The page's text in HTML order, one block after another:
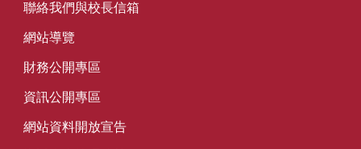
聯絡我們與校長信箱
網站導覽
財務公開專區
資訊公開專區
網站資料開放宣告